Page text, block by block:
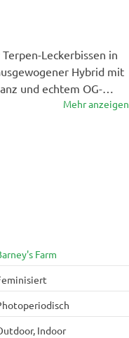
Farm
Indoor
Leckerbissen in
Hybrid mit
und echtem OG-
entspannende,
von dieser
tropische Süße mit
Mehr anzeigen